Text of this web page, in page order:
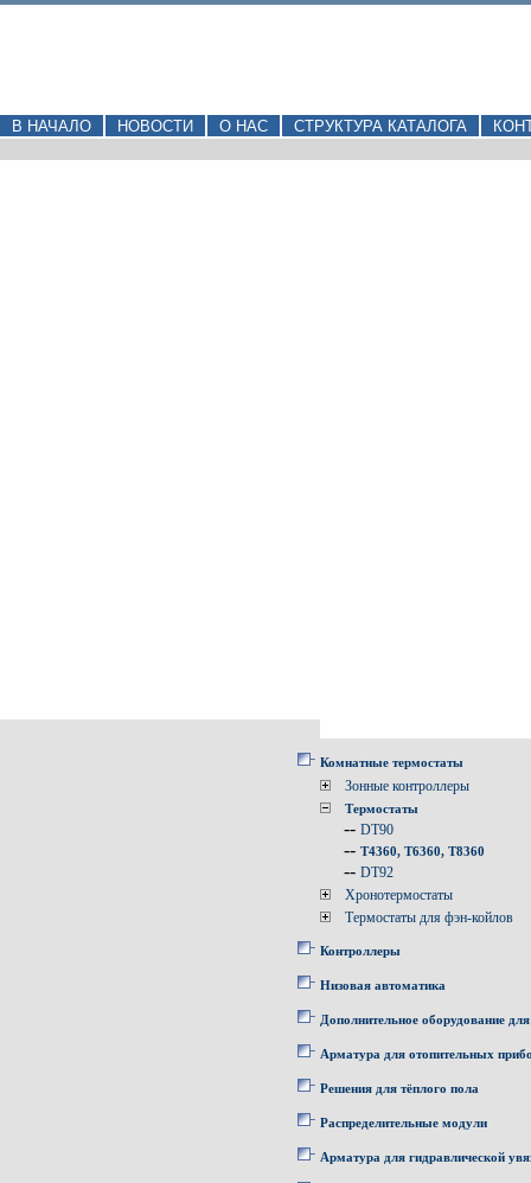
В НАЧАЛО НОВОСТИ О НАС СТРУКТУРА КАТАЛОГА
Комнатные термостаты
Зонные контроллеры
Термостаты
-- DT90
-- T4360, T6360, T8360
-- DT92
Хронотермостаты
Термостаты для фэн-койлов
Контроллеры
Низовая автоматика
Дополнительное оборудование
Арматура для отопительных
Решения для тёплого пола
Распределительные модули
Арматура для гидравлической